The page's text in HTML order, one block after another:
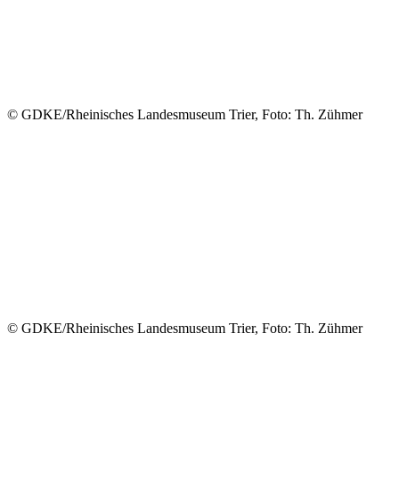
© GDKE/Rheinisches Landesmuseum Trier, Foto: Th. Zühmer
© GDKE/Rheinisches Landesmuseum Trier, Foto: Th. Zühmer